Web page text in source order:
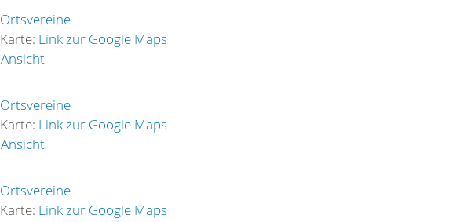
Ortsvereine
Karte: Link zur Google Maps
Ansicht
Ortsvereine
Karte: Link zur Google Maps
Ansicht
Ortsvereine
Karte: Link zur Google Maps